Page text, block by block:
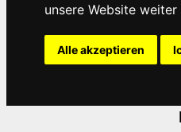
unsere Website
Alle akzeptieren